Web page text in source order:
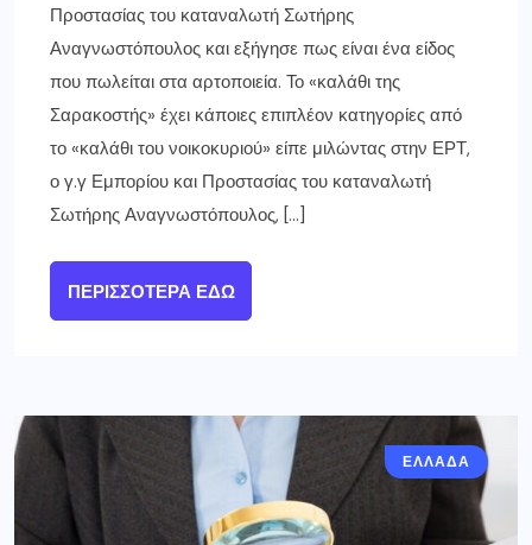
Προστασίας του καταναλωτή Σωτήρης
Αναγνωστόπουλος και εξήγησε πως είναι ένα είδος
που πωλείται στα αρτοποιεία. Το «καλάθι της
Σαρακοστής» έχει κάποιες επιπλέον κατηγορίες από
το «καλάθι του νοικοκυριού» είπε μιλώντας στην ΕΡΤ,
ο γ.γ Εμπορίου και Προστασίας του καταναλωτή
Σωτήρης Αναγνωστόπουλος, […]
ΠΕΡΙΣΣΌΤΕΡΑ ΕΔΏ
ΕΛΛΑΔΑ